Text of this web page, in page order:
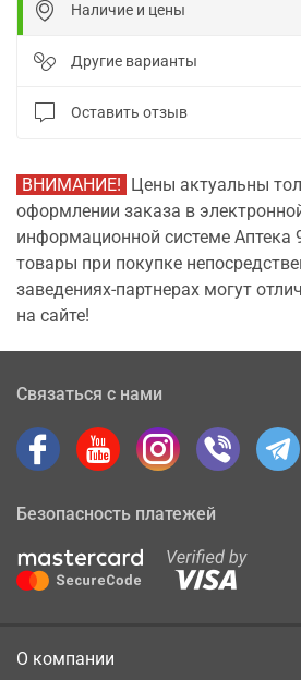
Наличие и цены
Другие варианты
Оставить отзыв
ВНИМАНИЕ! Цены актуальны
оформлении заказа в
информационной системе Аптека
товары при покупке
заведениях-партнерах могут
на сайте!
Связаться с нами
Безопасность платежей
О компании